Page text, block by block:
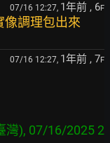
07/16 12:27, 1年前 , 6F
像調理包出來
07/16 12:27, 1年前 , 7F
灣), 07/16/2025 2